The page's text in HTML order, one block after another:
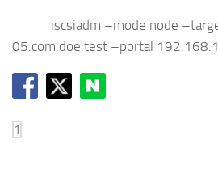
iscsiadm –mode node
05.com.doe:test –portal